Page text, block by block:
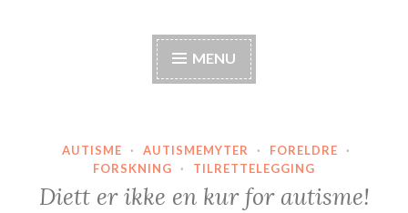
OssPlussAutisme
foreldre
MENU
AUTISME · AUTISMEMYTER · FORELDRE
·
FORSKNING
· TILRETTELEGGING
Diett er ikke en kur for autisme!